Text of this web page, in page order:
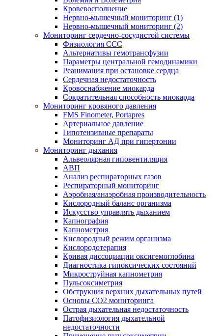
Кровевосполнение
Нервно-мышечный мониторинг (1)
Нервно-мышечный мониторинг (2)
Мониторинг сердечно-сосудистой системы
Физиология ССС
Альтернативы гемотрансфузии
Параметры центральной гемодинамики
Реанимация при остановке сердца
Сердечная недостаточность
Кровоснабжение миокарда
Сократительная способность миокарда
Мониторинг кровяного давления
FMS Finometer, Portapres
Артериальное давление
Гипотензивные препараты
Мониторинг АД при гипертонии
Мониторинг дыхания
Альвеолярная гиповентиляция
АВП
Анализ респираторных газов
Респираторный мониторинг
Аэробная/анаэробная производительность
Кислородный баланс организма
Искусство управлять дыханием
Капнография
Капнометрия
Кислородный режим организма
Кислородотерапия
Кривая диссоциации оксигемоглобина
Диагностика гипоксических состояний
Микроструйная капнометрия
Пульсоксиметрия
Обструкция верхних дыхательных путей
Основы СО2 мониторинга
Острая дыхательная недостаточность
Патофизиология дыхательной
недостаточности